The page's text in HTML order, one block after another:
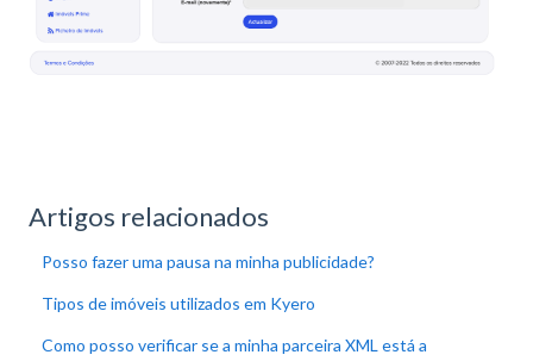
Artigos relacionados
Posso fazer uma pausa na minha publicidade?
Tipos de imóveis utilizados em Kyero
Como posso verificar se a minha parceira XML está a